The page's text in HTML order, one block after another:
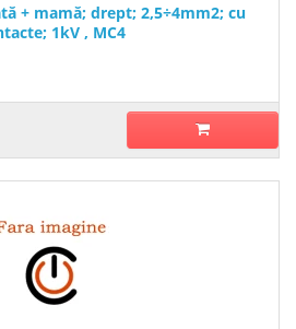
+ mamă; drept; 2,5÷4mm2; cu
1kV , MC4